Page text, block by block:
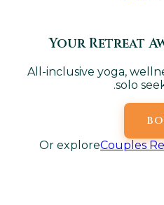
Your Retreat
All-inclusive yoga,
solo
Or exploreCouples